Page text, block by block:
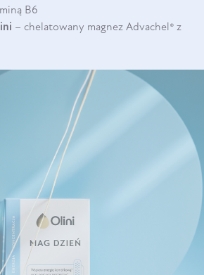
B6
– chelatowany magnez Advachel® z